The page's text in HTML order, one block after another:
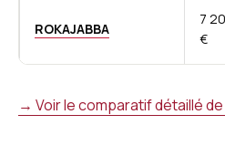
ROKAJABBA
7
€
→ Voir le comparatif détaillé de